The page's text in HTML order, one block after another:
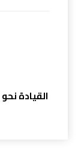
القيادة